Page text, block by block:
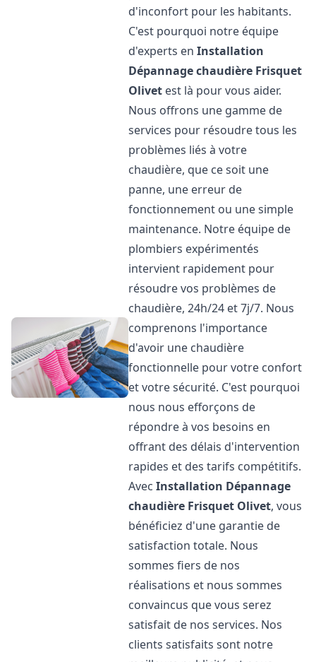
d'inconfort pour les habitants.
C'est pourquoi notre équipe
d'experts enInstallation
Dépannage chaudière Frisquet
Olivet est là pour vous aider.
Nous offrons une gamme de
services pour résoudre tous les
problèmes liés à votre
chaudière, que ce soit une
panne, une erreur de
fonctionnement ou une simple
maintenance. Notre équipe de
plombiers expérimentés
intervient rapidement pour
résoudre vos problèmes de
chaudière, 24h/24 et 7j/7. Nous
comprenons l'importance
d'avoir une chaudière
fonctionnelle pour votre confort
et votre sécurité. C'est pourquoi
nous nous efforçons de
répondre à vos besoins en
offrant des délais d'intervention
rapides et des tarifs compétitifs.
AvecInstallation Dépannage
chaudière Frisquet Olivet, vous
bénéficiez d'une garantie de
satisfaction totale. Nous
sommes fiers de nos
réalisations et nous sommes
convaincus que vous serez
satisfait de nos services. Nos
clients satisfaits sont notre